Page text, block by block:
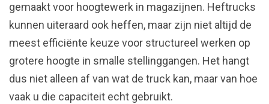
gemaakt voor hoogtewerk in magazijnen. Heftrucks
kunnen uiteraard ook heffen, maar zijn niet altijd de
meest efficiënte keuze voor structureel werken op
grotere hoogte in smalle stellinggangen. Het hangt
dus niet alleen af van wat de truck kan, maar van hoe
vaak u die capaciteit echt gebruikt.